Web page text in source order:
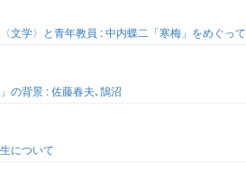
文学〉と青年教員 : 中内蝶二「寒梅」をめぐって
の背景 : 佐藤春夫､鵠沼
について